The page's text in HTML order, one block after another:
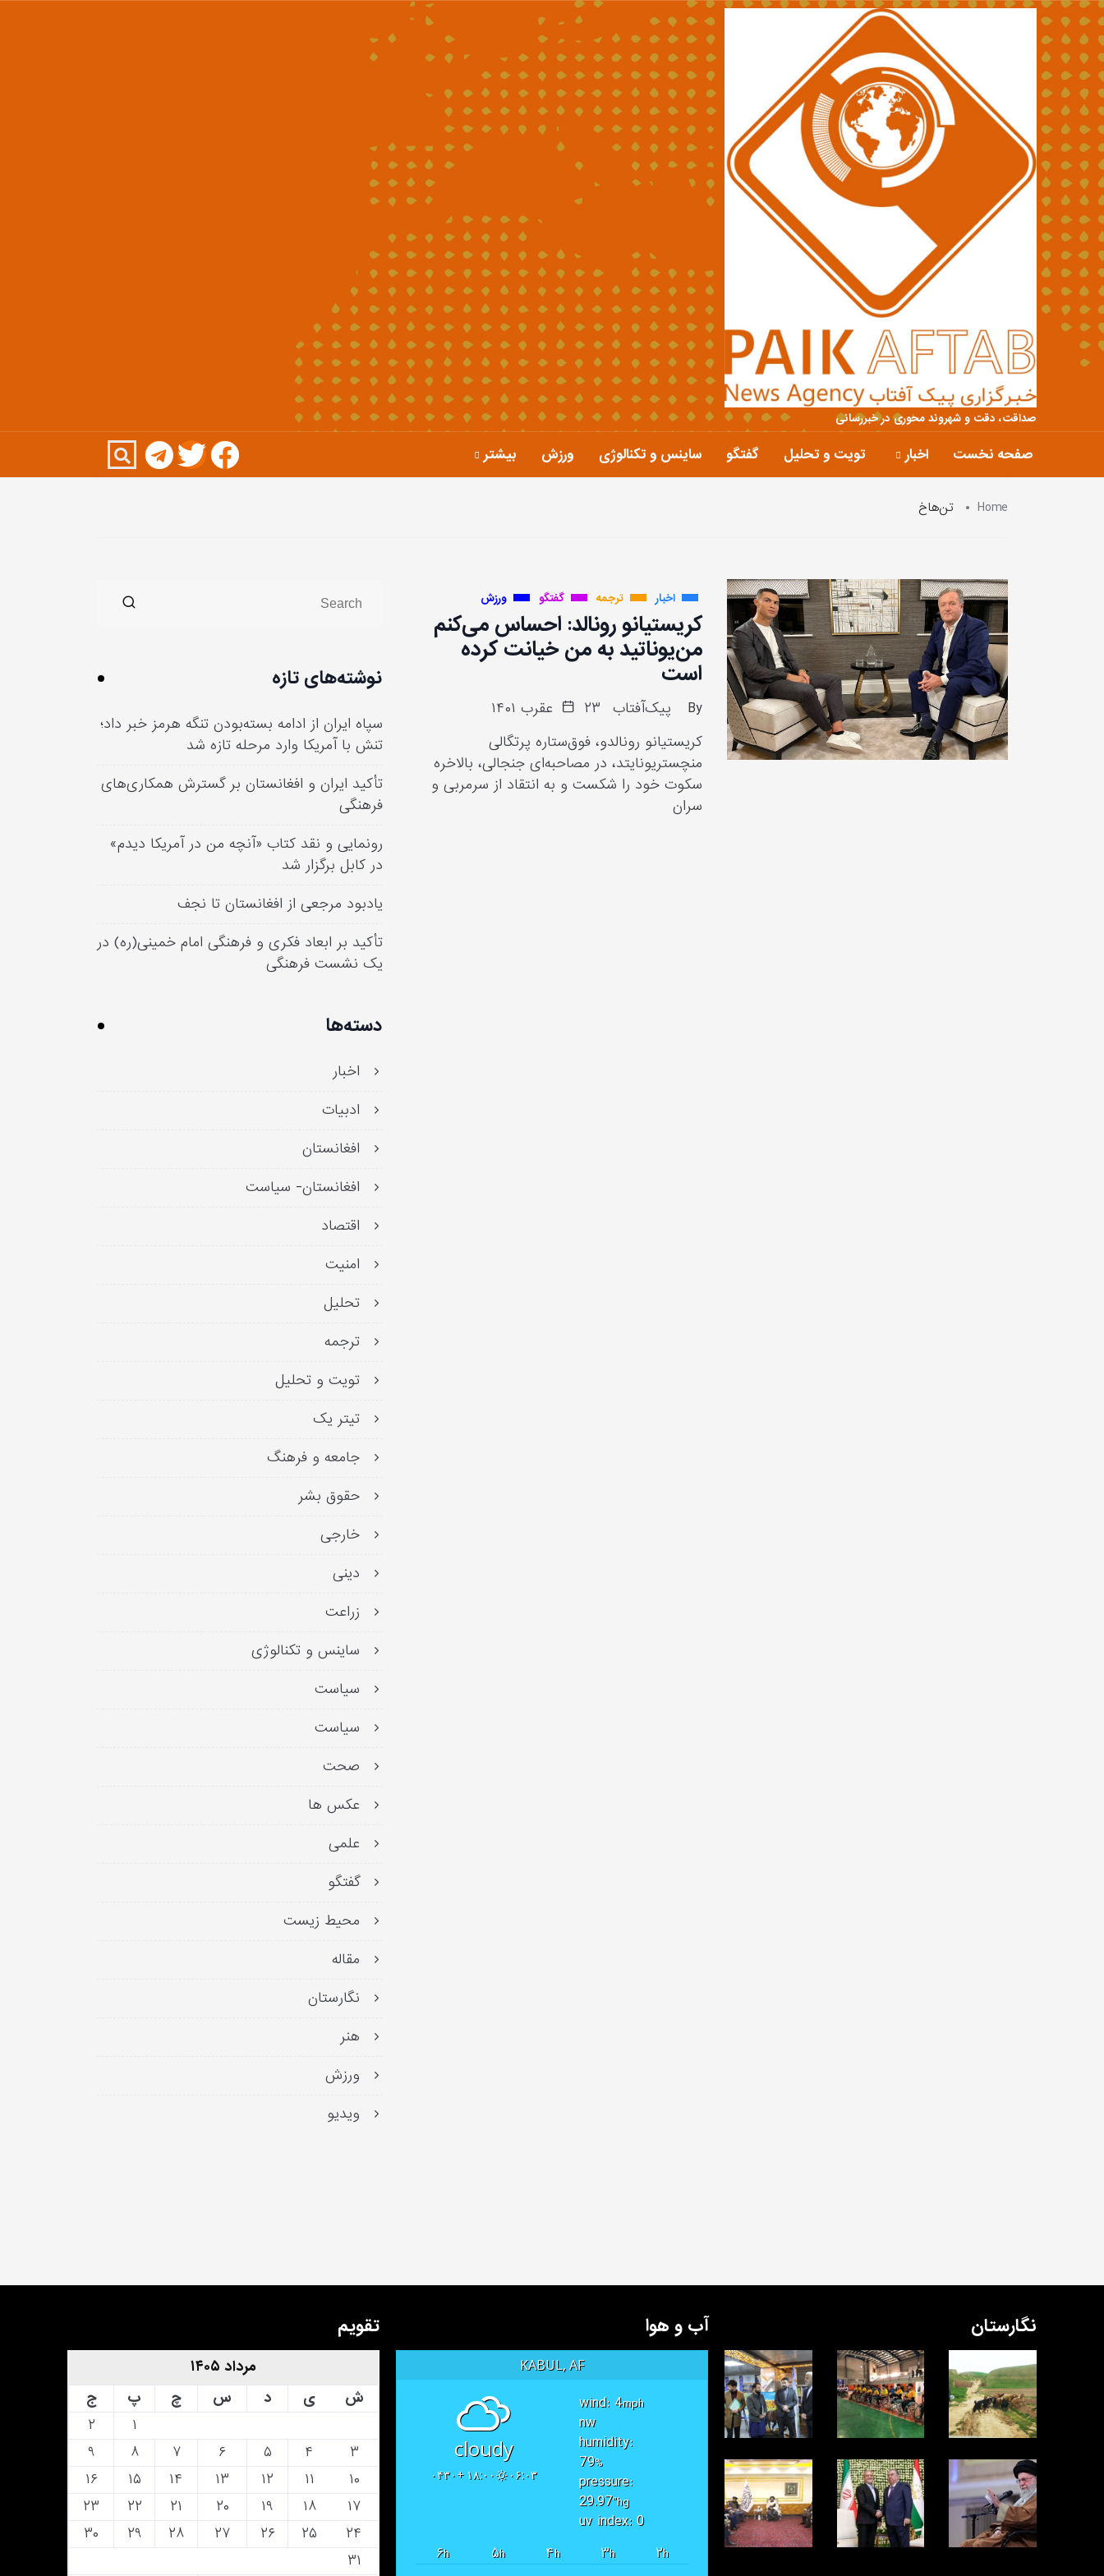
صداقت، دقت و شهروند محوری در خبررسانی
صفحه نخست اخبار تویت و تحلیل گفتگو ساینس و تکنالوژی ورزش بیشتر
Home تن‌هاخ
اخبار ترجمه گفتگو ورزش
کریستیانو رونالد: احساس می‌کنم
من‌یوناتید به من خیانت کرده
است
By پیک‌آفتاب ۲۳ عقرب ۱۴۰۱
کریستیانو رونالدو، فوق‌ستاره پرتگالی
منچستریونایتد، در مصاحبه‌ای جنجالی، بالاخره
سکوت خود را شکست و به انتقاد از سرمربی و
سران
نوشته‌های تازه
سپاه ایران از ادامه بسته‌بودن تنگه هرمز خبر داد؛
تنش با آمریکا وارد مرحله تازه شد
تأکید ایران و افغانستان بر گسترش همکاری‌های
فرهنگی
رونمایی و نقد کتاب «آنچه من در آمریکا دیدم»
در کابل برگزار شد
یادبود مرجعی از افغانستان تا نجف
تأکید بر ابعاد فکری و فرهنگی امام خمینی(ره) در
یک نشست فرهنگی
دسته‌ها
اخبار
ادبیات
افغانستان
افغانستان- سیاست
اقتصاد
امنیت
تحلیل
ترجمه
تویت و تحلیل
تیتر یک
جامعه و فرهنگ
حقوق بشر
خارجی
دینی
زراعت
ساینس و تکنالوژی
سیاست
سیاست
صحت
عکس ها
علمی
گفتگو
محیط زیست
مقاله
نگارستان
هنر
ورزش
ویدیو
نگارستان آب و هوا
KABUL, AF
cloudy
۰۶:۰۳ ۱۸:۰۰ +۰۴۳۰
wind: 4mph
nw
humidity:
79%
pressure:
29.97"hg
uv index: 0
۲h ۳h ۴h ۵h ۶h
تقویم
مرداد ۱۴۰۵
ش
ی د س چ پ
ج
۱
۲
۳
۴ ۵ ۶ ۷ ۸
۹
۱۰
۱۱ ۱۲ ۱۳ ۱۴ ۱۵
۱۶
۱۷
۱۸ ۱۹ ۲۰ ۲۱ ۲۲
۲۳
۲۴
۲۵ ۲۶ ۲۷ ۲۸ ۲۹
۳۰
۳۱